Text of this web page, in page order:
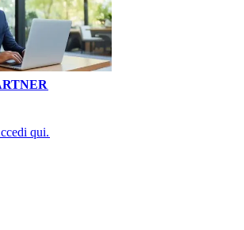
qui.​​